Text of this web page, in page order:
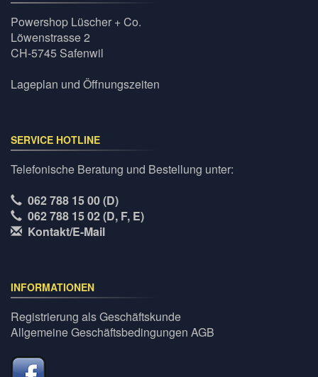
Powershop Lüscher + Co.
Löwenstrasse 2
CH-5745 Safenwil
Lageplan und Öffnungszeiten
SERVICE HOTLINE
Telefonische Beratung und Bestellung unter:
062 788 15 00 (D)
062 788 15 02 (D, F, E)
Kontakt/E-Mail
INFORMATIONEN
Registrierung als Geschäftskunde
Allgemeine Geschäftsbedingungen AGB